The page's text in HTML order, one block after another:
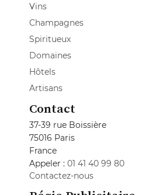
Vins
Champagnes
Spiritueux
Domaines
Hôtels
Artisans
Contact
37-39 rue Boissière
75016 Paris
France
Appeler : 01 41 40 99 80
Contactez-nous